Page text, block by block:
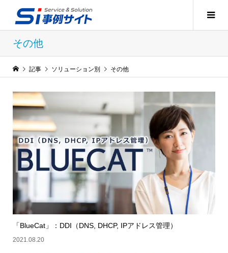
その他
記事 ソリューション別 その他
「BlueCat」：DDI（DNS, DHCP, IPアドレス管理）
2021.08.20